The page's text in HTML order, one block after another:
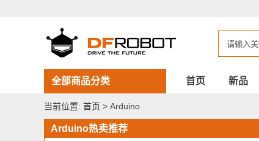
全部商品分类 首页 新品
当前位置: 首页 > Arduino
Arduino热卖推荐